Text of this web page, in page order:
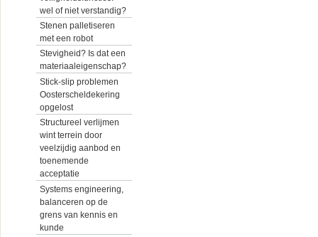
wel of niet verstandig?
Stenen palletiseren
met een robot
Stevigheid? Is dat een
materiaaleigenschap?
Stick-slip problemen
Oosterscheldekering
opgelost
Structureel verlijmen
wint terrein door
veelzijdig aanbod en
toenemende
acceptatie
Systems engineering,
balanceren op de
grens van kennis en
kunde